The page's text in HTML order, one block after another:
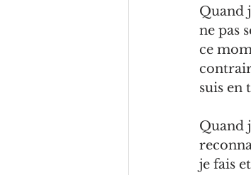
Quand
ne pas
ce
suis en
Quand
je fais